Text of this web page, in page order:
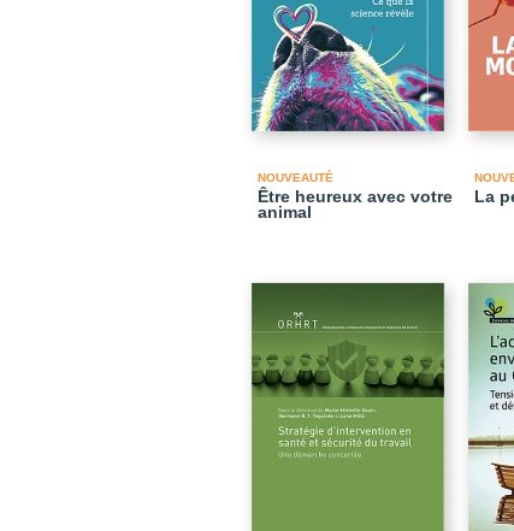
NOUVEAUTÉ
Être heureux avec votre
animal
La